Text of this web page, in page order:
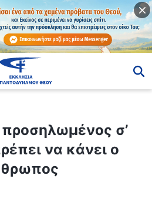
προσηλωμένος σ’
να κάνει ο